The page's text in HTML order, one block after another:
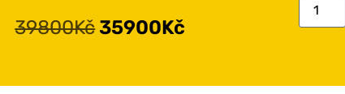
39800Kč 35900Kč